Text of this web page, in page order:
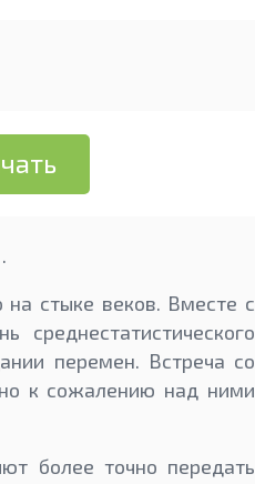
на стыке веков. Вместе с
перемен. Встреча со
к сожалению над ними
более точно передать